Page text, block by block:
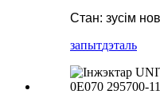
Стан: зусім
запытдэталь